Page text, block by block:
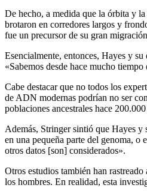
De hecho, a medida que la órbita y
brotaron en corredores largos y
fue un precursor de su gran
Esencialmente, entonces, Hayes y
«Sabemos desde hace mucho
Cabe destacar que no todos los
de ADN modernas podrían no ser
poblaciones ancestrales hace
Además, Stringer sintió que Hayes
en una pequeña parte del genoma, o
otros datos [son] considerados».
Otros estudios también han
los hombres. En realidad, esta